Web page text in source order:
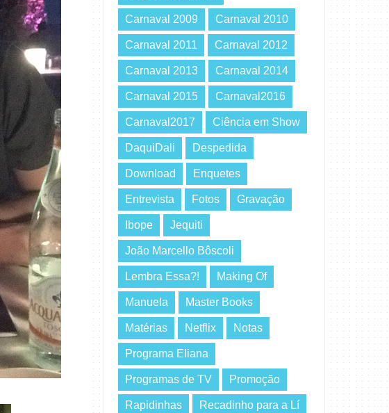
Carnaval 2009 Carnaval 2010
Carnaval 2011 Carnaval 2012
Carnaval 2013 Carnaval 2014
Carnaval 2015 Carnaval2016
Carnaval2017 Ciência em Show
DaquiDali Despedida
Download Enquetes
Entrevista Fotos Gravação
Ibope Jequiti
João Marcello Bôscoli
Lembra Essa?! Making Of
Manuela Master Books
Matérias Netflix Notas
Programa Eliana
Programas de TV Promoção
Rapidinhas Recadinho para a Lí